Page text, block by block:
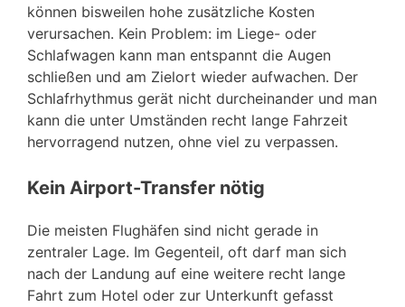
können bisweilen hohe zusätzliche Kosten
verursachen. Kein Problem: im Liege- oder
Schlafwagen kann man entspannt die Augen
schließen und am Zielort wieder aufwachen. Der
Schlafrhythmus gerät nicht durcheinander und man
kann die unter Umständen recht lange Fahrzeit
hervorragend nutzen, ohne viel zu verpassen.
Kein Airport-Transfer nötig
Die meisten Flughäfen sind nicht gerade in
zentraler Lage. Im Gegenteil, oft darf man sich
nach der Landung auf eine weitere recht lange
Fahrt zum Hotel oder zur Unterkunft gefasst